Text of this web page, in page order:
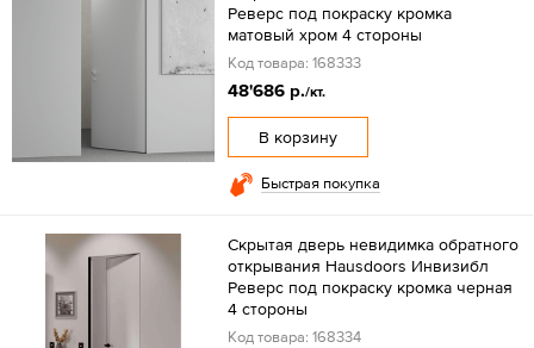
Реверс под покраску кромка
матовый хром 4 стороны
Код товара: 168333
48'686 р./кт.
В корзину
Быстрая покупка
Скрытая дверь невидимка обратного
открывания Hausdoors Инвизибл
Реверс под покраску кромка черная
4 стороны
Код товара: 168334